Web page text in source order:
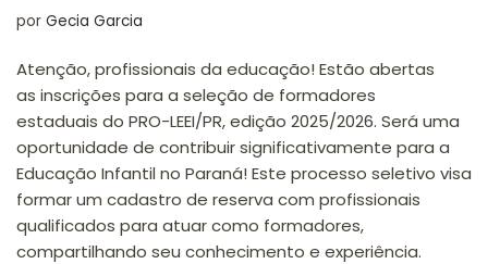
por Gecia Garcia
Atenção, profissionais da educação! Estão abertas
as inscrições para a seleção de formadores
estaduais do PRO-LEEI/PR, edição 2025/2026. Será uma
oportunidade de contribuir significativamente para a
Educação Infantil no Paraná! Este processo seletivo visa
formar um cadastro de reserva com profissionais
qualificados para atuar como formadores,
compartilhando seu conhecimento e experiência.